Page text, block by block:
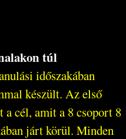
túl
időszakában
készült. Az első
a cél, amit a 8 csoport 8
járt körül. Minden